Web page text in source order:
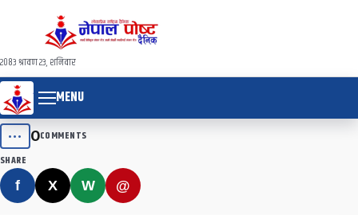
२०८३ श्रावण २३, शनिवार
MENU
••• 0COMMENTS
SHARE
f X W @